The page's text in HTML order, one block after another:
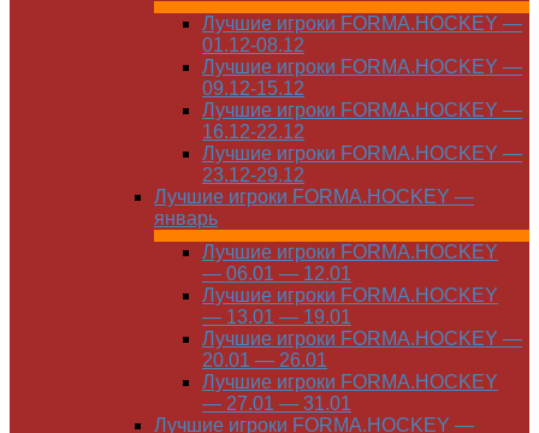
Лучшие игроки FORMA.HOCKEY —
01.12-08.12
Лучшие игроки FORMA.HOCKEY —
09.12-15.12
Лучшие игроки FORMA.HOCKEY —
16.12-22.12
Лучшие игроки FORMA.HOCKEY —
23.12-29.12
Лучшие игроки FORMA.HOCKEY —
январь
Лучшие игроки FORMA.HOCKEY
— 06.01 — 12.01
Лучшие игроки FORMA.HOCKEY
— 13.01 — 19.01
Лучшие игроки FORMA.HOCKEY —
20.01 — 26.01
Лучшие игроки FORMA.HOCKEY
— 27.01 — 31.01
Лучшие игроки FORMA.HOCKEY —